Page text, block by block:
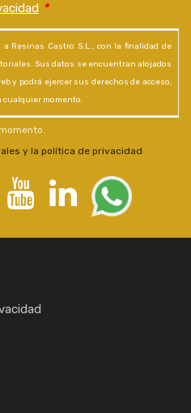
*
Resinas Castro S.L., con la finalidad de
Sus datos se encuentran alojados
y podrá ejercer sus derechos de acceso,
cualquier momento.
y la política de privacidad